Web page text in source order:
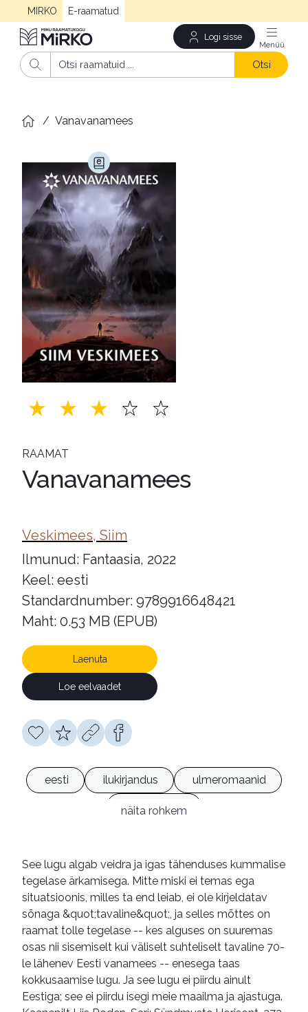
MIRKO E-raamatud
Logi sisse
Otsi
/ Vanavanamees
RAAMAT
Vanavanamees
Veskimees, Siim
Ilmunud: Fantaasia, 2022
Keel: eesti
Standardnumber: 9789916648421
Maht: 0.53 MB (EPUB)
Laenuta
Loe eelvaadet
eesti ilukirjandus
ulmeromaanid
e-raamatud
näita rohkem
See lugu algab veidra ja igas tähenduses kummalise
tegelase ärkamisega. Mitte miski ei temas ega
situatsioonis, milles ta end leiab, ei ole kirjeldatav
sõnaga &quot;tavaline&quot;, ja selles mõttes on
raamat tolle tegelase -- kes alguses on suuremas
osas nii sisemiselt kui väliselt suhteliselt tavaline 70-
le lähenev Eesti vanamees -- enesega taas
kokkusaamise lugu. Ja see lugu ei piirdu ainult
Eestiga; see ei piirdu isegi meie maailma ja ajastuga.